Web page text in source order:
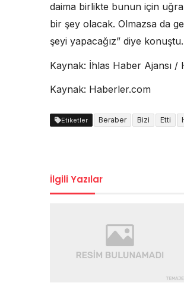
daima birlikte bunun için
bir şey olacak. Olmazsa da
şeyi yapacağız” diye konuştu.
Kaynak: İhlas Haber Ajansı /
Kaynak: Haberler.com
Etiketler Beraber Bizi Etti
İlgili Yazılar